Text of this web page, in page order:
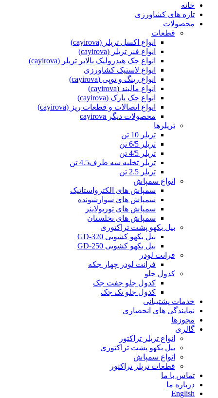
خانه
تازه های کشاورزی
محصولات
قطعات
انواع اکسل تریلر (cayirova)
انواع فنر تریلر (cayirova)
انواع جک هیدرولیک بالابر تریلر (cayirova)
انواع لاستیک کشاورزی
انواع رینگ و توپی (cayirova)
انواع مالبند (cayirova)
انواع جک پارک (cayirova)
انواع اتصالات و قطعات ریز (cayirova)
محصولات دیگر cayirova
تریلرها
تریلر 10 تن
تریلر 6/5 تن
تریلر 4/5 تن
تریلر تخلیه سه طرف4.5 تن
تریلر 2.5 تن
انواع سمپاش
سمپاش های الکترواستاتیک
سمپاش های سوارشونده
سمپاش های توربولاینر
سمپاش های نخلستان
بیل بکهو پشت تراکتوری
بیل بکهو کشویی GD-320
بیل بکهو کشویی GD-250
فرانت لودر
فرانت لودر چهار جکه
کدول جلو
کدول جلو جفت جک
کدول جلو تک جک
خدمات پشتیبانی
نمایندگی های انحصاری
مجوزها
گالری
انواع تریلر تراکتور
بیل بکهو پشت تراکتوری
انواع سمپاش
قطعات تریلر تراکتور
تماس با ما
درباره ما
English